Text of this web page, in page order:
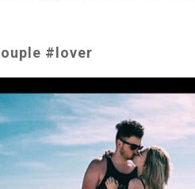
#lover